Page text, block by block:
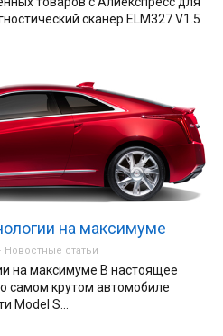
0
0
сканер ELM327 V1.5
на максимуме
Новостные статьи
на максимуме В настоящее
самом крутом автомобиле
Model S...